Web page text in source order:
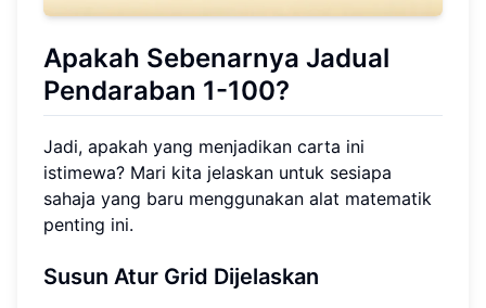
Apakah Sebenarnya Jadual
Pendaraban 1-100?
Jadi, apakah yang menjadikan carta ini
istimewa? Mari kita jelaskan untuk sesiapa
sahaja yang baru menggunakan alat matematik
penting ini.
Susun Atur Grid Dijelaskan